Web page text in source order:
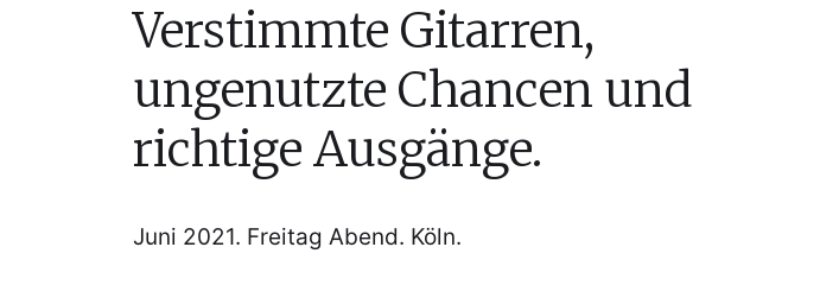
Verstimmte Gitarren,
ungenutzte Chancen und
richtige Ausgänge.
Juni 2021. Freitag Abend. Köln.